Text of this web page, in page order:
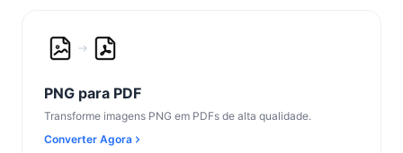
PNG para PDF
Transforme imagens PNG em PDFs de alta qualidade.
Converter Agora